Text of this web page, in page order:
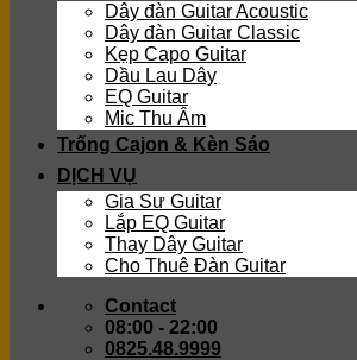
Dây đàn Guitar Acoustic
Dây đàn Guitar Classic
Kẹp Capo Guitar
Dầu Lau Dây
EQ Guitar
Mic Thu Âm
Trống Cajon & Kèn Sáo
DỊCH VỤ
Gia Sư Guitar
Lắp EQ Guitar
Thay Dây Guitar
Cho Thuê Đàn Guitar
Contact
08:00 - 22:00
0825.48.9999